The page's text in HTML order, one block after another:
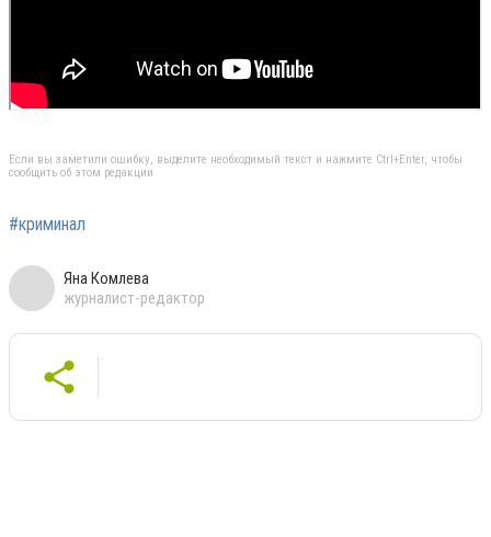
Если вы заметили ошибку, выделите необходимый текст и нажмите Ctrl+Enter, чтобы
сообщить об этом редакции
#криминал
Яна Комлева
журналист-редактор